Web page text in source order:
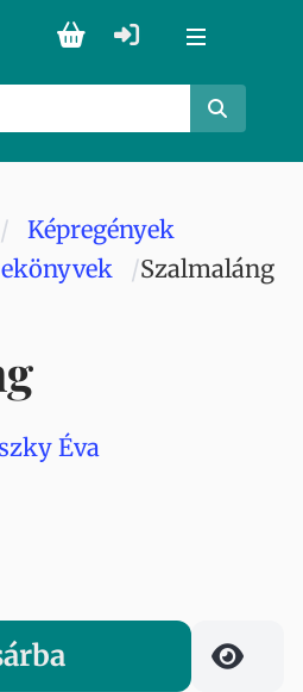
Képregények
Szalmaláng
Éva